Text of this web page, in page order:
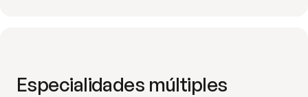
Especialidades múltiples